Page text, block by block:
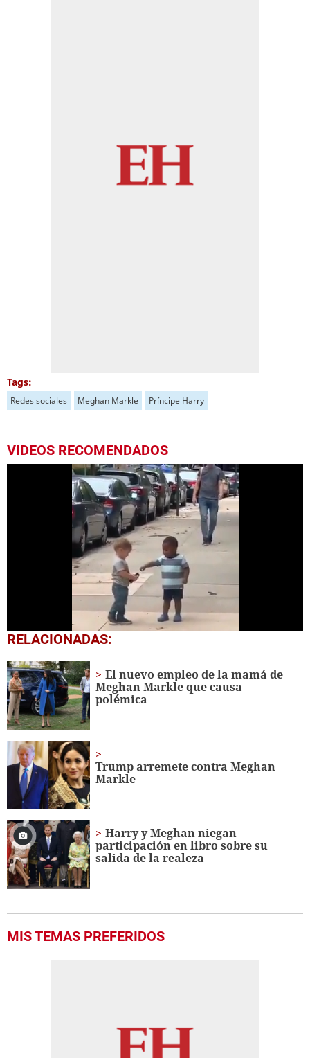
Tags:
Redes sociales Meghan Markle Príncipe Harry
VIDEOS RECOMENDADOS
0
seconds
39
seconds
RELACIONADAS:
El nuevo empleo de la mamá de
Meghan Markle que causa
polémica
Trump arremete contra Meghan
Markle
Harry y Meghan niegan
participación en libro sobre su
salida de la realeza
MIS TEMAS PREFERIDOS